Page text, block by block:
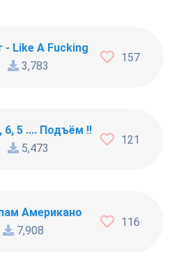
Like A Fucking Newbie
3,783
157
6, 5 .... Подъём !!!
5,473
121
Американо
7,908
116